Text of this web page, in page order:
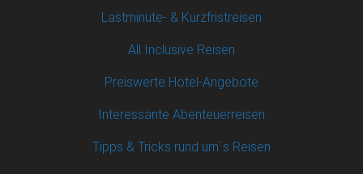
Lastminute- & Kurzfristreisen
All Inclusive Reisen
Preiswerte Hotel-Angebote
Interessante Abenteuerreisen
Tipps & Tricks rund um´s Reisen